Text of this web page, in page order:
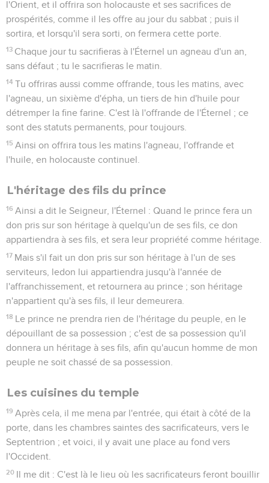
l'Orient, et il offrira son holocauste et ses sacrifices de
prospérités, comme il les offre au jour du sabbat ; puis il
sortira, et lorsqu'il sera sorti, on fermera cette porte.
13 Chaque jour tu sacrifieras à l'Éternel un agneau d'un an,
sans défaut ; tu le sacrifieras le matin.
14 Tu offriras aussi comme offrande, tous les matins, avec
l'agneau, un sixième d'épha, un tiers de hin d'huile pour
détremper la fine farine. C'est là l'offrande de l'Éternel ; ce
sont des statuts permanents, pour toujours.
15 Ainsi on offrira tous les matins l'agneau, l'offrande et
l'huile, en holocauste continuel.
L'héritage des fils du prince
16 Ainsi a dit le Seigneur, l'Éternel : Quand le prince fera un
don pris sur son héritage à quelqu'un de ses fils, ce don
appartiendra à ses fils, et sera leur propriété comme héritage.
17 Mais s'il fait un don pris sur son héritage à l'un de ses
serviteurs, ledon lui appartiendra jusqu'à l'année de
l'affranchissement, et retournera au prince ; son héritage
n'appartient qu'à ses fils, il leur demeurera.
18 Le prince ne prendra rien de l'héritage du peuple, en le
dépouillant de sa possession ; c'est de sa possession qu'il
donnera un héritage à ses fils, afin qu'aucun homme de mon
peuple ne soit chassé de sa possession.
Les cuisines du temple
19 Après cela, il me mena par l'entrée, qui était à côté de la
porte, dans les chambres saintes des sacrificateurs, vers le
Septentrion ; et voici, il y avait une place au fond vers
l'Occident.
20 Il me dit : C'est là le lieu où les sacrificateurs feront bouillir